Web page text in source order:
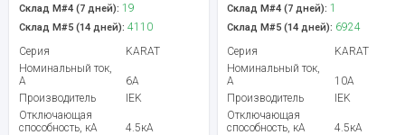
Склад М#4 (7 дней): 19
Склад М#5 (14 дней): 4110
Серия
KARAT
Номинальный ток,
А
6А
Производитель
IEK
Отключающая
способность, кА
4.5кА
Склад М#4 (7 дней): 1
Склад М#5 (14 дней): 6924
Серия
KARAT
Номинальный ток,
А
10А
Производитель
IEK
Отключающая
способность, кА
4.5кА